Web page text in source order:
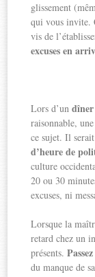
glissement
qui vous invite.
vis de
excuses en
Lors d’un
raisonnable,
ce sujet. Il
d’heure de
culture
20 ou 30
excuses, ni
Lorsque la
retard chez un
présents.
du manque de